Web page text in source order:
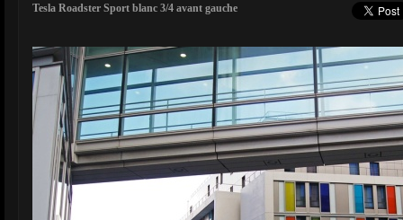
Tesla Roadster Sport blanc 3/4 avant gauche